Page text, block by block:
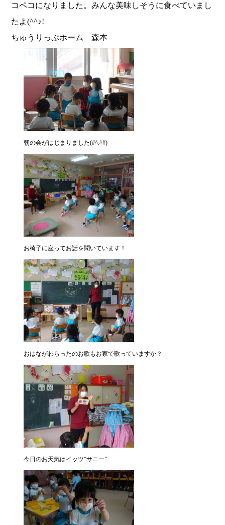
コペコになりました。みんな美味しそうに食べていまし
たよ(^^♪!
ちゅうりっぷホーム 森本
朝の会がはじまりました(#^.^#)
お椅子に座ってお話を聞いています！
おはながわらったのお歌もお家で歌っていますか？
今日のお天気はイッツ“サニー”